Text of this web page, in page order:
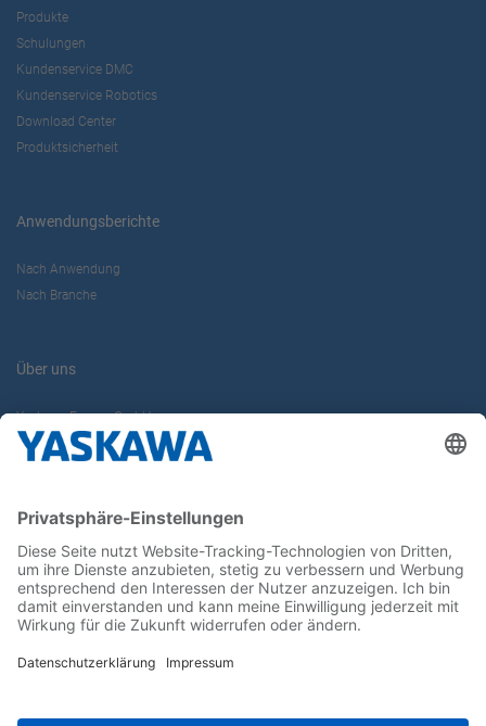
Produkte
Schulungen
Kundenservice DMC
Kundenservice Robotics
Download Center
Produktsicherheit
Anwendungsberichte
Nach Anwendung
Nach Branche
Über uns
Yaskawa Europe GmbH
Karriere
Newsletter
Follow us on...